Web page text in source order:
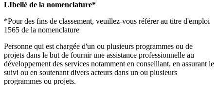
LIbellé de la nomenclature*
*Pour des fins de classement, veuillez-vous référer au titre d'emploi
1565 de la nomenclature
Personne qui est chargée d'un ou plusieurs programmes ou de
projets dans le but de fournir une assistance professionnelle au
développement des services notamment en conseillant, en assurant le
suivi ou en soutenant divers acteurs dans un ou plusieurs
programmes ou projets.